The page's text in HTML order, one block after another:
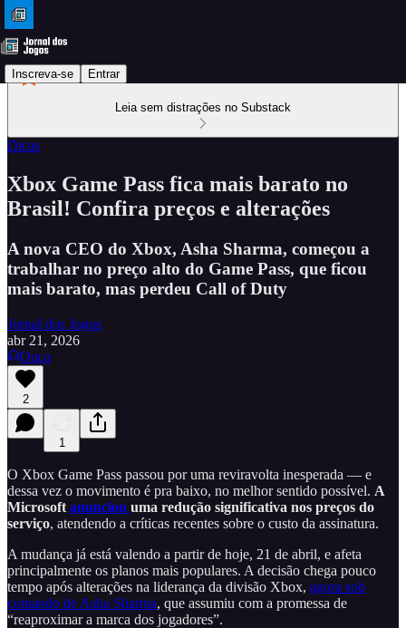
Inscreva-se Entrar
Leia sem distrações no Substack
Dicas
Xbox Game Pass fica mais barato no
Brasil! Confira preços e alterações
A nova CEO do Xbox, Asha Sharma, começou a
trabalhar no preço alto do Game Pass, que ficou
mais barato, mas perdeu Call of Duty
Jornal dos Jogos
abr 21, 2026
Ouça
2
1
O Xbox Game Pass passou por uma reviravolta inesperada — e
dessa vez o movimento é pra baixo, no melhor sentido possível. A
Microsoft anunciou uma redução significativa nos preços do
serviço, atendendo a críticas recentes sobre o custo da assinatura.
A mudança já está valendo a partir de hoje, 21 de abril, e afeta
principalmente os planos mais populares. A decisão chega pouco
tempo após alterações na liderança da divisão Xbox, agora sob
comando de Asha Sharma, que assumiu com a promessa de
“reaproximar a marca dos jogadores”.